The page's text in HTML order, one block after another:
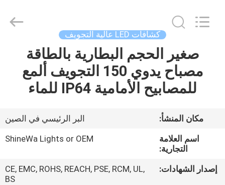
المنزل
المنتجات
فيديوهات
كشافات LED عالية التجويف
صغير الحجم البطارية بالطاقة
مصباح يدوي 150 التجويف ألمع
للمصابيح الأمامية IP64 للماء
مكان المنشأ:
البر الرئيسي في الصين
اسم العلامة
التجارية:
ShineWa Lights or OEM
إصدار الشهادات:
CE, EMC, ROHS, REACH, PSE, RCM, UL,
BS